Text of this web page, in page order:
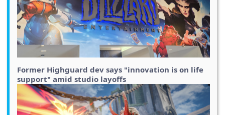
Former Highguard dev says "innovation is on life
support" amid studio layoffs